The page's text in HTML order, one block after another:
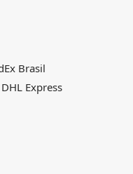
Brasil
Express